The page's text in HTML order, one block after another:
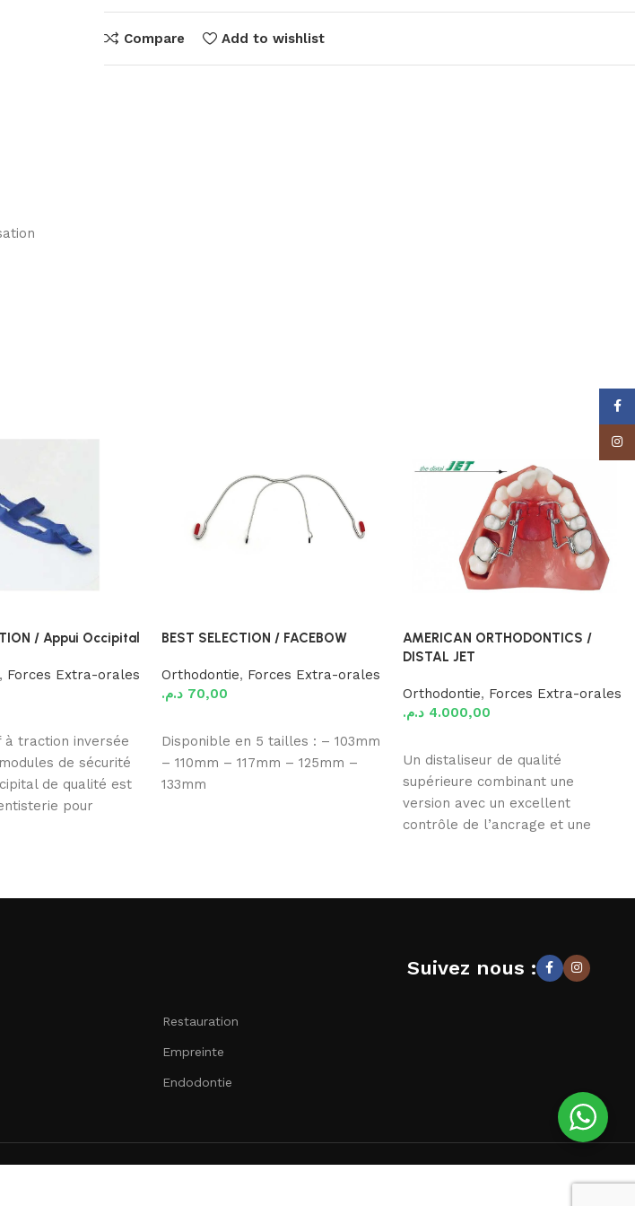
Compare Add to wishlist
/ Appui Occipital
, Forces Extra-orales
à traction inversée
de sécurité
de qualité est
pour
BEST SELECTION / FACEBOW
Orthodontie, Forces Extra-orales
70,00 د.م.
Disponible en 5 tailles : – 103mm
– 110mm – 117mm – 125mm –
133mm
AMERICAN ORTHODONTICS /
DISTAL JET
Orthodontie, Forces Extra-orales
4.000,00 د.م.
Un distaliseur de qualité
supérieure combinant une
version avec un excellent
contrôle de l’ancrage et une
Restauration
Empreinte
Endodontie
Suivez nous :